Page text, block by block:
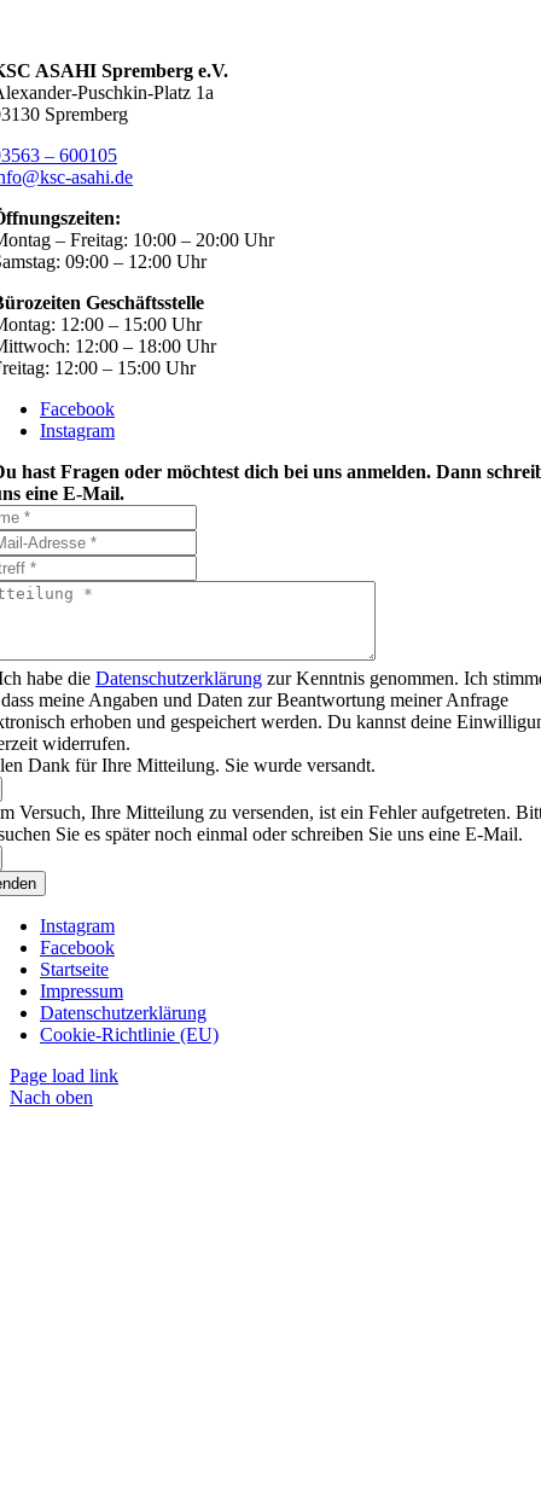
ASAHI Spremberg e.V.
Puschkin-Platz 1a
Spremberg
– 600105
asahi.de
– Freitag: 10:00 – 20:00 Uhr
09:00 – 12:00 Uhr
Geschäftsstelle
12:00 – 15:00 Uhr
12:00 – 18:00 Uhr
12:00 – 15:00 Uhr
Facebook
Instagram
hast Fragen oder möchtest dich bei uns anmelden. Dann
eine E-Mail.
habe die Datenschutzerklärung zur Kenntnis genommen. Ich
meine Angaben und Daten zur Beantwortung meiner Anfrage
erhoben und gespeichert werden. Du kannst deine
widerrufen.
Dank für Ihre Mitteilung. Sie wurde versandt.
Versuch, Ihre Mitteilung zu versenden, ist ein Fehler aufgetreten.
Sie es später noch einmal oder schreiben Sie uns eine E-Mail.
Instagram
Facebook
Startseite
Impressum
Datenschutzerklärung
Cookie-Richtlinie (EU)
Page load link
Nach oben